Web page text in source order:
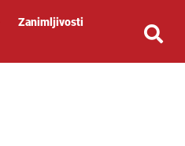
Zanimljivosti